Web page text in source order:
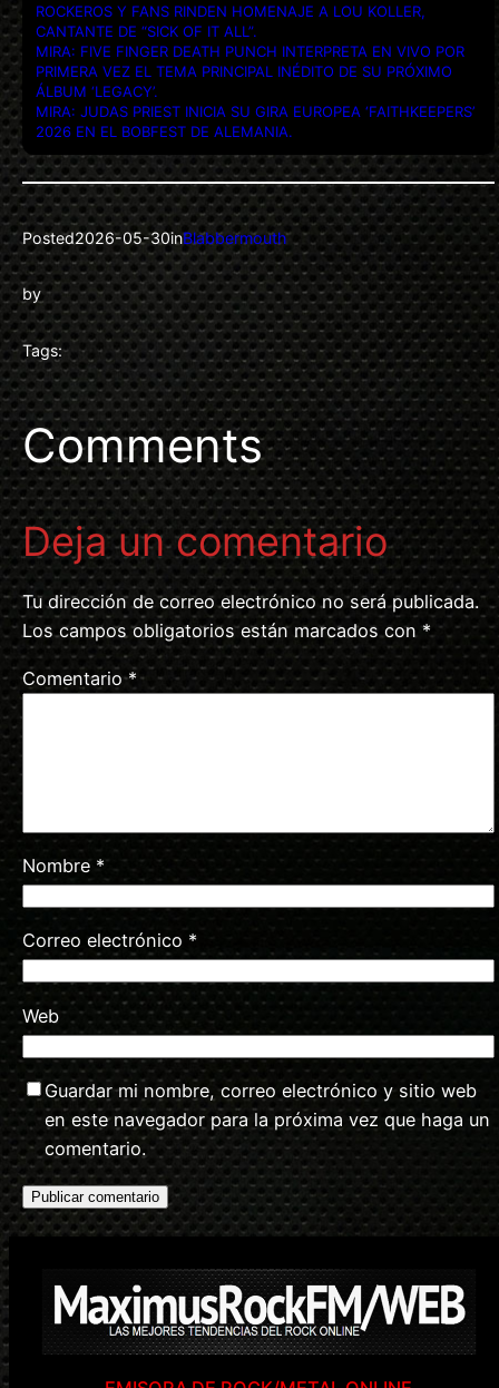
ROCKEROS Y FANS RINDEN HOMENAJE A LOU KOLLER,
CANTANTE DE “SICK OF IT ALL”.
MIRA: FIVE FINGER DEATH PUNCH INTERPRETA EN VIVO POR
PRIMERA VEZ EL TEMA PRINCIPAL INÉDITO DE SU PRÓXIMO
ÁLBUM ‘LEGACY’.
MIRA: JUDAS PRIEST INICIA SU GIRA EUROPEA ‘FAITHKEEPERS’
2026 EN EL BOBFEST DE ALEMANIA.
Posted2026-05-30inBlabbermouth
by
Tags:
Comments
Deja un comentario
Tu dirección de correo electrónico no será publicada.
Los campos obligatorios están marcados con *
Comentario*
Nombre *
Correo electrónico *
Web
Guardar mi nombre, correo electrónico y sitio web
en este navegador para la próxima vez que haga un
comentario.